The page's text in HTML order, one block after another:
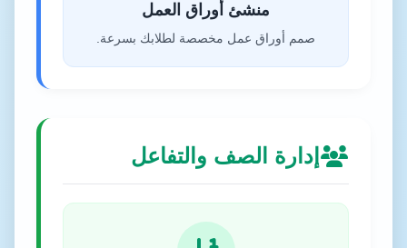
منشئ أوراق العمل
صمم أوراق عمل مخصصة لطلابك بسرعة.
إدارة الصف والتفاعل